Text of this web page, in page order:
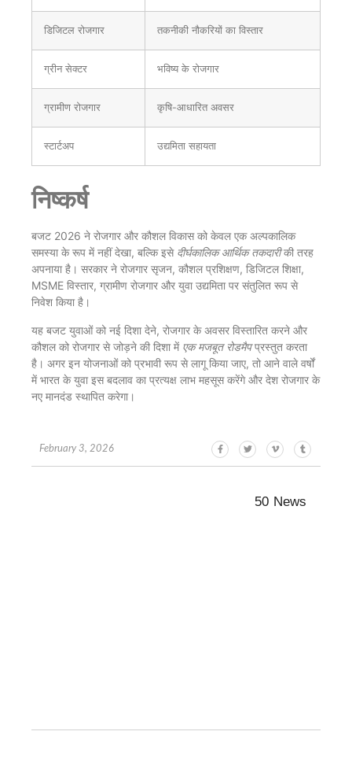
डिजिटल रोजगार तकनीकी नौकरियों का विस्तार
ग्रीन सेक्टर भविष्य के रोजगार
ग्रामीण रोजगार कृषि-आधारित अवसर
स्टार्टअप उद्यमिता सहायता
निष्कर्ष
बजट 2026 ने रोजगार और कौशल विकास को केवल एक अल्पकालिक
समस्या के रूप में नहीं देखा, बल्कि इसे दीर्घकालिक आर्थिक तकदारीकी तरह
अपनाया है। सरकार ने रोजगार सृजन, कौशल प्रशिक्षण, डिजिटल शिक्षा,
MSME विस्तार, ग्रामीण रोजगार और युवा उद्यमिता पर संतुलित रूप से
निवेश किया है।
यह बजट युवाओं को नई दिशा देने, रोजगार के अवसर विस्तारित करने और
कौशल को रोजगार से जोड़ने की दिशा में एक मजबूत रोडमैपप्रस्तुत करता
है। अगर इन योजनाओं को प्रभावी रूप से लागू किया जाए, तो आने वाले वर्षों
में भारत के युवा इस बदलाव का प्रत्यक्ष लाभ महसूस करेंगे और देश रोजगार के
नए मानदंड स्थापित करेगा।
February 3, 2026
50 News